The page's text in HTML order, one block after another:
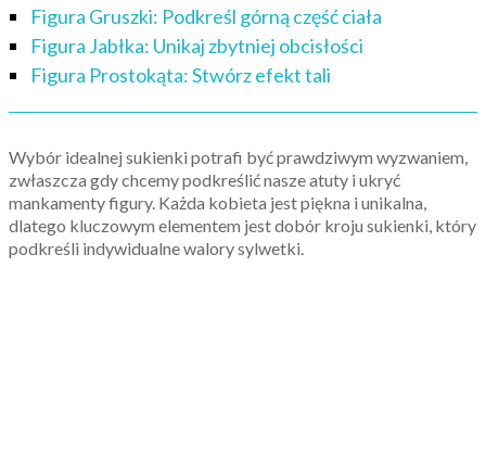
Figura Gruszki: Podkreśl górną część ciała
Figura Jabłka: Unikaj zbytniej obcisłości
Figura Prostokąta: Stwórz efekt tali
Wybór idealnej sukienki potrafi być prawdziwym wyzwaniem,
zwłaszcza gdy chcemy podkreślić nasze atuty i ukryć
mankamenty figury. Każda kobieta jest piękna i unikalna,
dlatego kluczowym elementem jest dobór kroju sukienki, który
podkreśli indywidualne walory sylwetki.